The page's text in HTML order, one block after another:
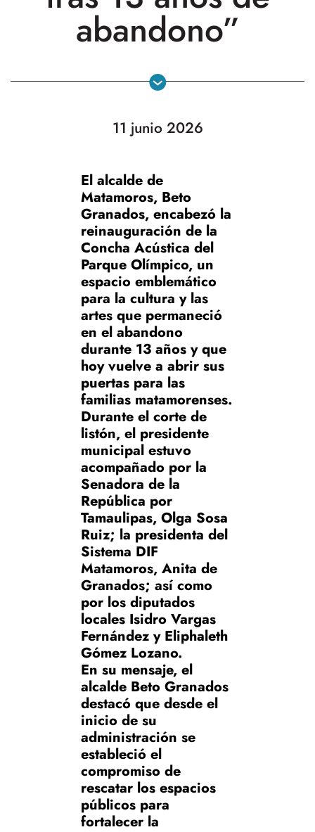
abandono”
11 junio 2026
El alcalde de
Matamoros, Beto
Granados, encabezó la
reinauguración de la
Concha Acústica del
Parque Olímpico, un
espacio emblemático
para la cultura y las
artes que permaneció
en el abandono
durante 13 años y que
hoy vuelve a abrir sus
puertas para las
familias matamorenses.
Durante el corte de
listón, el presidente
municipal estuvo
acompañado por la
Senadora de la
República por
Tamaulipas, Olga Sosa
Ruiz; la presidenta del
Sistema DIF
Matamoros, Anita de
Granados; así como
por los diputados
locales Isidro Vargas
Fernández y Eliphaleth
Gómez Lozano.
En su mensaje, el
alcalde Beto Granados
destacó que desde el
inicio de su
administración se
estableció el
compromiso de
rescatar los espacios
públicos para
fortalecer la